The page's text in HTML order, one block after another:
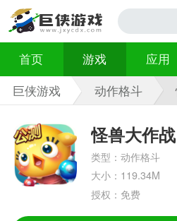
首页 游戏 应用
巨侠游戏
动作格斗
怪兽大作战
类型：动作格斗
大小：119.34M
授权：免费